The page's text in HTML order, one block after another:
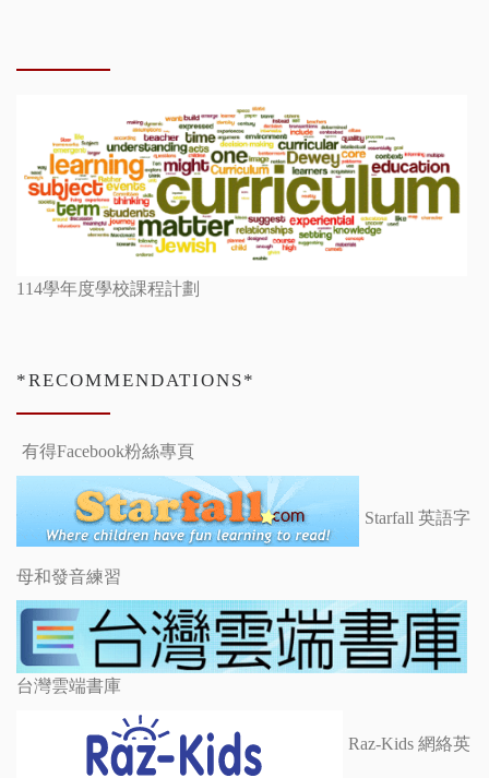
114學年度學校課程計劃
*RECOMMENDATIONS*
有得Facebook粉絲專頁
Starfall 英語字
母和發音練習
台灣雲端書庫
Raz-Kids 網絡英